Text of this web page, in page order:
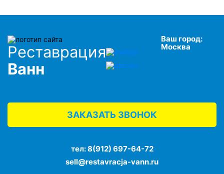
Реставрация
Ванн
Ваш город:
Москва
ЗАКАЗАТЬ ЗВОНОК
тел:8(912) 697-64-72
sell@restavracja-vann.ru